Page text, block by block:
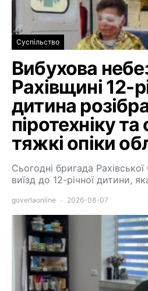
Суспільство
Вибухова
Рахівщині 12-
дитина
піротехніку
тяжкі опіки
Сьогодні бригада
виїзд до 12-річної дитини,
goverlaonline 2026-08-07